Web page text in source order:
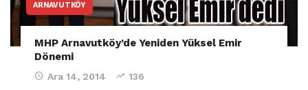
ARNAVUTKÖY
MHP Arnavutköy’de Yeniden Yüksel Emir
Dönemi
Ara 14, 2014 136